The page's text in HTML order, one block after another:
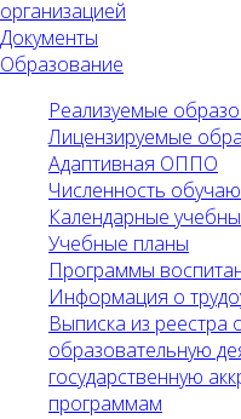
организацией
Документы
Образование
Реализуемые
Лицензируемые
Адаптивная ОППО
Численность
Календарные
Учебные планы
Программы
Информация о
Выписка из реестра
образовательную
государственную
программам